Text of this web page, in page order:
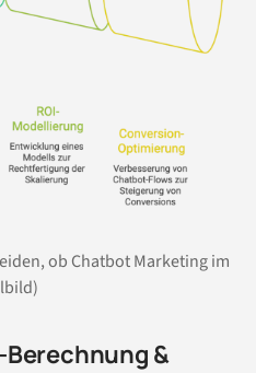
ob Chatbot Marketing im
Berechnung &